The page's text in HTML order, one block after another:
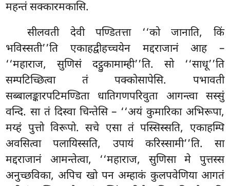
महन्तं सक्कारमकासि.
सीलवती देवी पण्डितत्ता ‘‘को जानाति, किं
भविस्सती’’ति एकाहद्वीहच्चयेन मद्दराजानं आह –
‘‘महाराज, सुणिसं दट्ठुकामाम्ही’’ति. सो ‘‘साधू’’ति
सम्पटिच्छित्वा तं पक्कोसापेसि. पभावती
सब्बालङ्कारपटिमण्डिता धातिगणपरिवुता आगन्त्वा सस्सुं
वन्दि. सा तं दिस्वा चिन्तेसि – ‘‘अयं कुमारिका अभिरूपा,
मय्हं पुत्तो विरूपो. सचे एसा तं पस्सिस्सति, एकाहम्पि
अवसित्वा पलायिस्सति, उपायं करिस्सामी’’ति. सा
मद्दराजानं आमन्तेत्वा, ‘‘महाराज, सुणिसा मे पुत्तस्स
अनुच्छविका, अपिच खो पन अम्हाकं कुलपवेणिया आगतं